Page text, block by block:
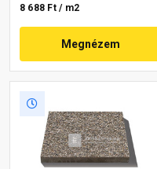
8 688 Ft / m2
Megnézem